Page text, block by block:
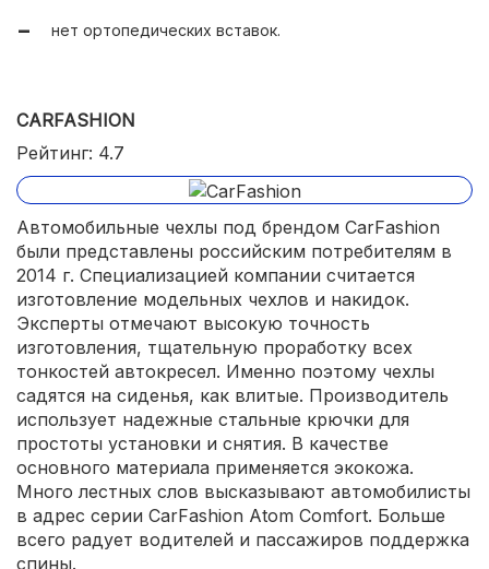
нет ортопедических вставок.
CARFASHION
Рейтинг: 4.7
Автомобильные чехлы под брендом CarFashion
были представлены российским потребителям в
2014 г. Специализацией компании считается
изготовление модельных чехлов и накидок.
Эксперты отмечают высокую точность
изготовления, тщательную проработку всех
тонкостей автокресел. Именно поэтому чехлы
садятся на сиденья, как влитые. Производитель
использует надежные стальные крючки для
простоты установки и снятия. В качестве
основного материала применяется экокожа.
Много лестных слов высказывают автомобилисты
в адрес серии CarFashion Atom Comfort. Больше
всего радует водителей и пассажиров поддержка
спины.